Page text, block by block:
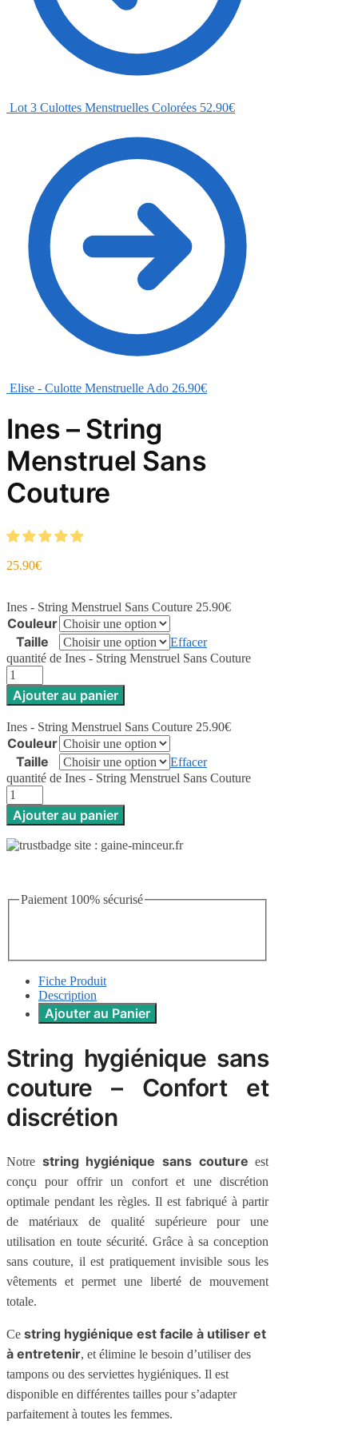
Lot 3 Culottes Menstruelles Colorées 52.90€
Elise - Culotte Menstruelle Ado 26.90€
Ines – String
Menstruel Sans
Couture
25.90€
Ines - String Menstruel Sans Couture 25.90€
Couleur
Taille
Effacer
quantité de Ines - String Menstruel Sans Couture
Ajouter au panier
Ines - String Menstruel Sans Couture 25.90€
Couleur
Taille
Effacer
quantité de Ines - String Menstruel Sans Couture
Ajouter au panier
Paiement 100% sécurisé
Fiche Produit
Description
Ajouter au Panier
String hygiénique sans
couture – Confort et
discrétion
Notre string hygiénique sans couture est
conçu pour offrir un confort et une discrétion
optimale pendant les règles. Il est fabriqué à partir
de matériaux de qualité supérieure pour une
utilisation en toute sécurité. Grâce à sa conception
sans couture, il est pratiquement invisible sous les
vêtements et permet une liberté de mouvement
totale.
Ce string hygiénique est facile à utiliser et
à entretenir, et élimine le besoin d’utiliser des
tampons ou des serviettes hygiéniques. Il est
disponible en différentes tailles pour s’adapter
parfaitement à toutes les femmes.